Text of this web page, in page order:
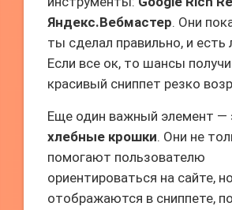
Яндекс.Вебмастер. Они
ты сделал правильно, и есть
Если все ок, то шансы
красивый сниппет резко
Еще один важный элемент —
хлебные крошки. Они не
помогают пользователю
ориентироваться на сайте,
отображаются в сниппете,